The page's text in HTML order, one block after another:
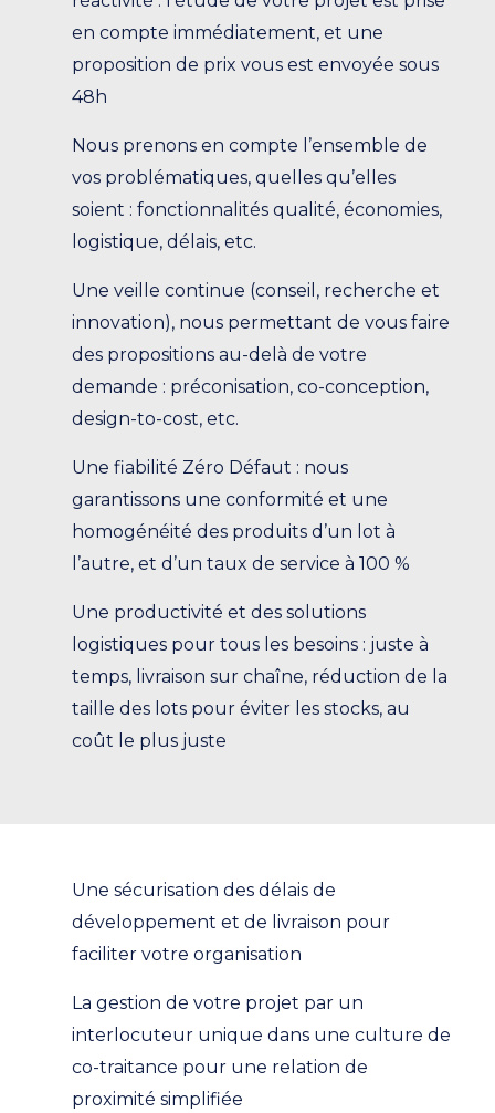
en compte immédiatement, et une
proposition de prix vous est envoyée sous
48h
Nous prenons en compte l’ensemble de
vos problématiques, quelles qu’elles
soient : fonctionnalités qualité, économies,
logistique, délais, etc.
Une veille continue (conseil, recherche et
innovation), nous permettant de vous faire
des propositions au-delà de votre
demande : préconisation, co-conception,
design-to-cost, etc.
Une fiabilité Zéro Défaut : nous
garantissons une conformité et une
homogénéité des produits d’un lot à
l’autre, et d’un taux de service à 100 %
Une productivité et des solutions
logistiques pour tous les besoins : juste à
temps, livraison sur chaîne, réduction de la
taille des lots pour éviter les stocks, au
coût le plus juste
Une sécurisation des délais de
développement et de livraison pour
faciliter votre organisation
La gestion de votre projet par un
interlocuteur unique dans une culture de
co-traitance pour une relation de
proximité simplifiée